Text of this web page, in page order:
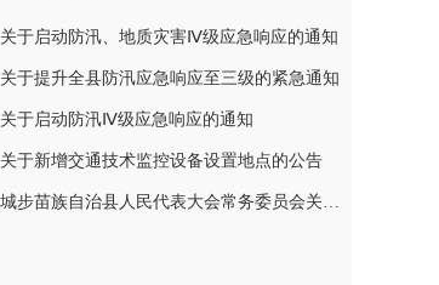
关于启动防汛、地质灾害Ⅳ级应急响应的通知
关于提升全县防汛应急响应至三级的紧急通知
关于启动防汛Ⅳ级应急响应的通知
关于新增交通技术监控设备设置地点的公告
城步苗族自治县人民代表大会常务委员会关于刘玮副县长为城步苗族自治县人民政府代理县长的决定